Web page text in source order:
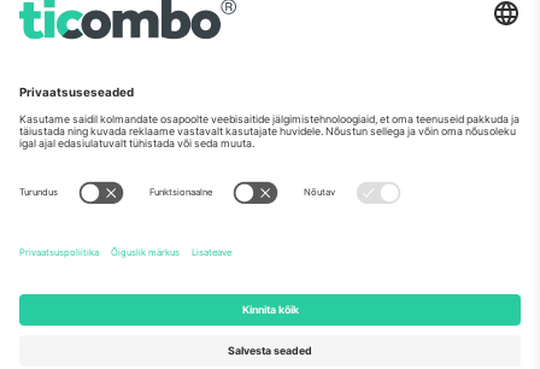
Regus Sofia City West, bul
Totleben 53-55, 1606 Sofia,
UAE Dubai Silicon Oasis, DDP
Mexico
Av Chapultepec 360, Roma
Norte, Cuauhtémoc, 06700
Ciudad de México, CDMX,
sündmusest ja/või domeenist. Detailide jaoks vaata konkreetse
sündmuse lehte, impressumit ja tingimusi.,
2026 Ticombo. Kõik õigused kaitstud.